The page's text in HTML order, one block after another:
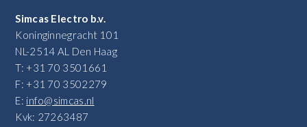
Simcas Electro b.v.
Koninginnegracht 101
NL-2514 AL Den Haag
T: +31 70 3501661
F: +31 70 3502279
E: info@simcas.nl
Kvk: 27263487